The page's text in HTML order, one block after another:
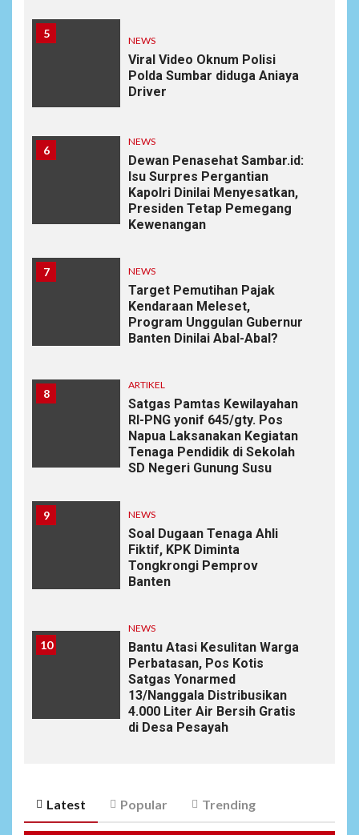
5
NEWS
Viral Video Oknum Polisi
Polda Sumbar diduga Aniaya
Driver
6
NEWS
Dewan Penasehat Sambar.id:
Isu Surpres Pergantian
Kapolri Dinilai Menyesatkan,
Presiden Tetap Pemegang
Kewenangan
7 NEWS
Target Pemutihan Pajak
Kendaraan Meleset,
Program Unggulan Gubernur
Banten Dinilai Abal-Abal?
8
ARTIKEL
Satgas Pamtas Kewilayahan
RI-PNG yonif 645/gty. Pos
Napua Laksanakan Kegiatan
Tenaga Pendidik di Sekolah
SD Negeri Gunung Susu
9 NEWS
Soal Dugaan Tenaga Ahli
Fiktif, KPK Diminta
Tongkrongi Pemprov
Banten
10
NEWS
Bantu Atasi Kesulitan Warga
Perbatasan, Pos Kotis
Satgas Yonarmed
13/Nanggala Distribusikan
4.000 Liter Air Bersih Gratis
di Desa Pesayah
Latest Popular Trending